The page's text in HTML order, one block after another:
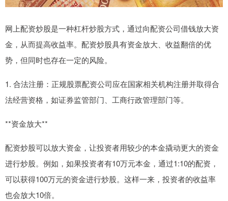
网上配资炒股是一种杠杆炒股方式，通过向配资公司借钱放大资
金，从而提高收益率。配资炒股具有资金放大、收益翻倍的优
势，但同时也存在一定的风险。
1. 合法注册：正规股票配资公司应在国家相关机构注册并取得合
法经营资格，如证券监管部门、工商行政管理部门等。
**资金放大**
配资炒股可以放大资金，让投资者用较少的本金撬动更大的资金
进行炒股。例如，如果投资者有10万元本金，通过1:10的配资，
可以获得100万元的资金进行炒股。这样一来，投资者的收益率
也会放大10倍。